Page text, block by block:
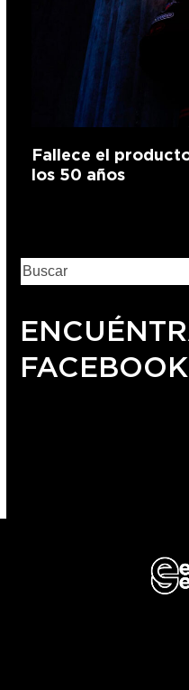
Fallece el
los 50 años
FACEBOOK